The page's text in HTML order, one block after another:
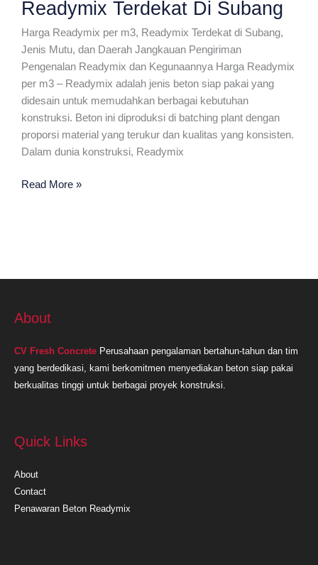
Readymix Terdekat Di Subang
Harga Readymix per m3, Readymix Terdekat di Subang,
Jenis Mutu, dan Daerah Jangkauan Pengiriman
Pengenalan Readymix dan Kegunaannya Harga Readymix
per m3 – Readymix adalah jenis beton siap pakai yang
didesain untuk memudahkan berbagai kebutuhan
konstruksi. Beton ini diproduksi di batching plant dengan
proporsi material yang terukur dan kualitas yang konsisten.
Dalam dunia konstruksi, Readymix
Readymix
Read More »
About
CV Fresh Concrete Perusahaan pengalaman bertahun-tahun dan tim
yang berdedikasi, kami berkomitmen menyediakan beton siap pakai
berkualitas tinggi untuk berbagai proyek konstruksi.
Quick Links
About
Contact
Penawaran Beton Readymix